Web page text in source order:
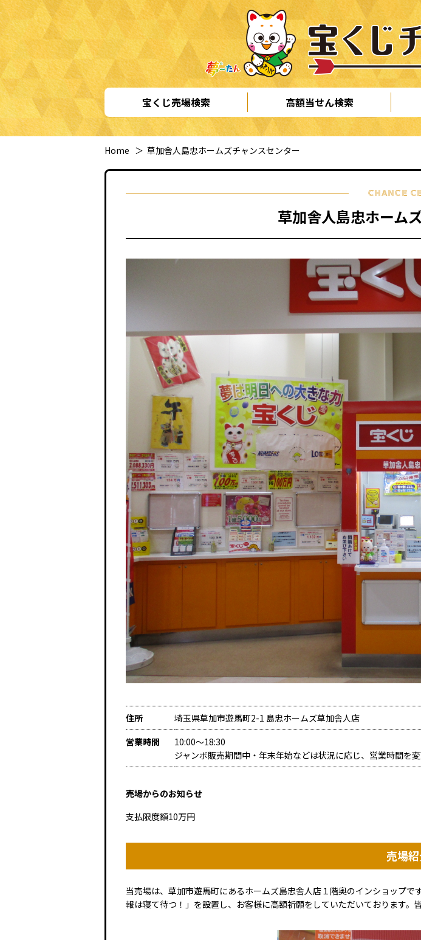
宝くじ売場検索 高額当せん検索
Home ＞ 草加舎人島忠ホームズチャンスセンター
CHANCE
草加舎人島忠ホーム
住所
埼玉県草加市遊馬町2-1 島忠ホームズ草加舎人店
営業時間
10:00～18:30
ジャンボ販売期間中・年末年始などは状況に応じ、営業時間を変
売場からのお知らせ
支払限度額10万円
売場
当売場は、草加市遊馬町にあるホームズ島忠舎人店１階奥のインショップ
報は寝て待つ！」を設置し、お客様に高額祈願をしていただいております。